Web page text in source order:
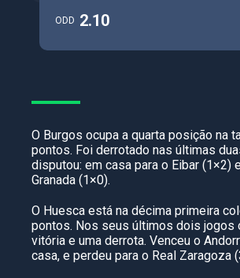
ODD 2.10
O Burgos ocupa a quarta posição na
pontos. Foi derrotado nas últimas
disputou: em casa para o Eibar (1×2)
Granada (1×0).
O Huesca está na décima primeira
pontos. Nos seus últimos dois jogos
vitória e uma derrota. Venceu o
casa, e perdeu para o Real Zaragoza